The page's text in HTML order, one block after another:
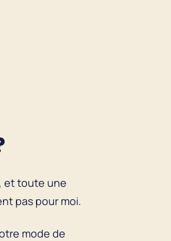
et toute une
pas pour moi.
mode de